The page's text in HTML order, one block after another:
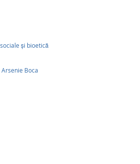
şi bioetică
Boca